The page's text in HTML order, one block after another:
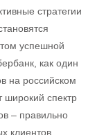
стратегии
успешной
как один
на российском
широкий спектр
– правильно
клиентов.